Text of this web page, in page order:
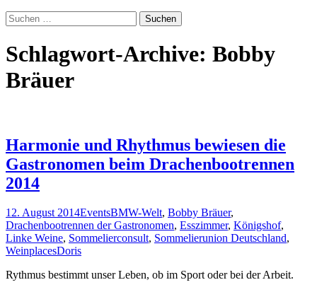
Suchen
nach:
Schlagwort-Archive: Bobby
Bräuer
Harmonie und Rhythmus bewiesen die
Gastronomen beim Drachenbootrennen
2014
12. August 2014EventsBMW-Welt, Bobby Bräuer,
Drachenbootrennen der Gastronomen, Esszimmer, Königshof,
Linke Weine, Sommelierconsult, Sommelierunion Deutschland,
WeinplacesDoris
Rythmus bestimmt unser Leben, ob im Sport oder bei der Arbeit.